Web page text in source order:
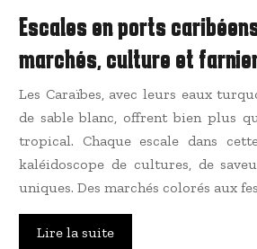
Escales en ports
marchés, culture et
Les Caraïbes, avec leurs eaux
de sable blanc, offrent bien plus
tropical. Chaque escale dans
kaléidoscope de cultures, de
uniques. Des marchés colorés aux
Lire la suite